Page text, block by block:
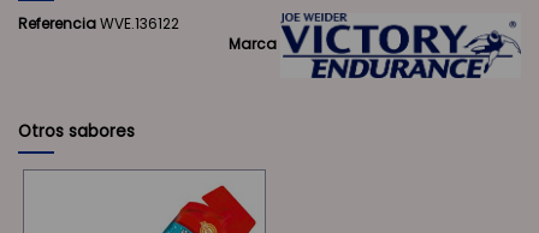
Marca
ReferenciaWVE.136122
Otros sabores